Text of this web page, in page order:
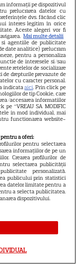
radicală
film! Ce
actorul
virale în care
prin dans
și Kristin
în „My
informații pe dispozitivul
prelucrarea datelor cu
dvs. făcând clic
interes legitim în orice
Aceste alegeri vor fi
Mai multe detalii
agentiile de publicitate
date analitice) prelucram
pentru a personaliza
de interesele si/sau
retelelor de socializare
de drepturile prevazute de
cu caracter personal.
indicataaici. Prin click pe
de tip Cookie, care
accesarea informatiilor
“VREAU SA MODIFIC
in mod individual, mai
functionarea website-
a oferi:
pentru selectarea
informațiilor de pe un
Crearea profilurilor de
selectarea publicității
personalizată.
publicului prin statistici
datelor limitate pentru a
a selecta publicitatea.
dispozitivului.